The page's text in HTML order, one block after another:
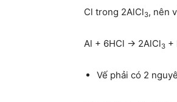
Cl trong 2AlCl3, nên
Al + 6HCl → 2AlCl3 +
Vế phải có 2